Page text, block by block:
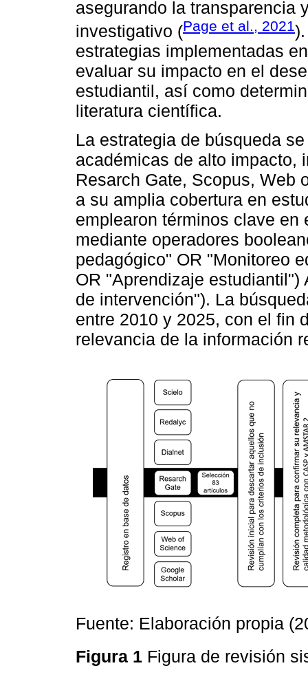
asegurando la transparencia
investigativo (Page et al., 2021
estrategias implementadas
evaluar su impacto en el
estudiantil, así como
literatura científica.
La estrategia de búsqueda
académicas de alto impacto,
Resarch Gate, Scopus, Web
a su amplia cobertura en
emplearon términos clave
mediante operadores
pedagógico" OR "Monitoreo
OR "Aprendizaje
de intervención"). La
entre 2010 y 2025, con el fin
relevancia de la información
Fuente: Elaboración propia
Figura 1 Figura de revisión